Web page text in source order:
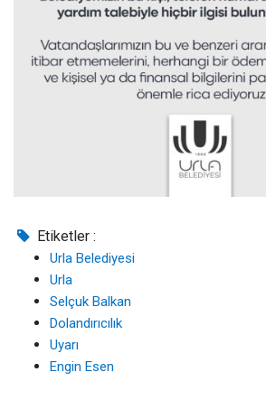
Etiketler :
Urla Belediyesi
Urla
Selçuk Balkan
Dolandırıcılık
Uyarı
Engin Esen